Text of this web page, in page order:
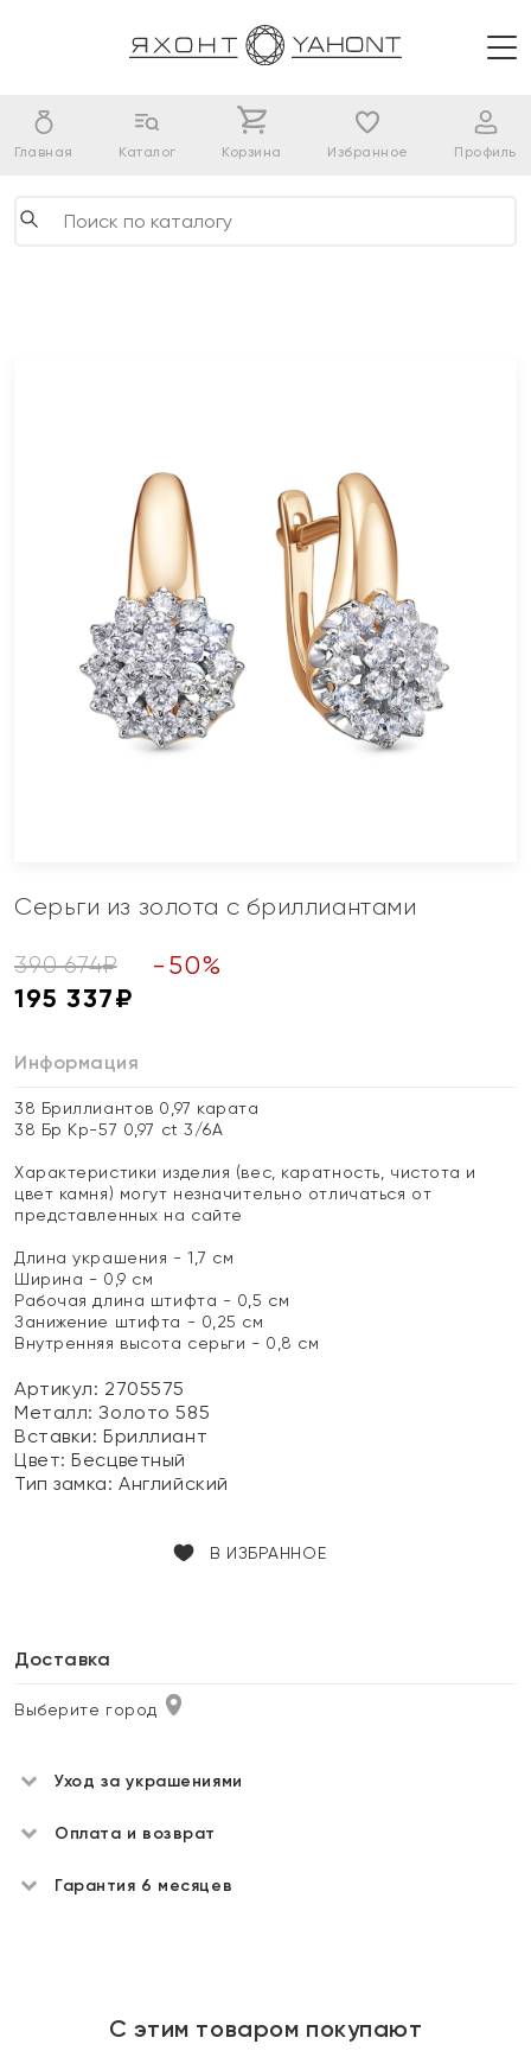
Главная Каталог Корзина Избранное Профиль
Серьги из золота с бриллиантами
390 674₽ - 50%
195 337₽
Информация
38 Бриллиантов 0,97 карата
38 Бр Кр-57 0,97 ct 3/6А
Характеристики изделия (вес, каратность, чистота и
цвет камня) могут незначительно отличаться от
представленных на сайте
Длина украшения - 1,7 см
Ширина - 0,9 см
Рабочая длина штифта - 0,5 см
Занижение штифта - 0,25 см
Внутренняя высота серьги - 0,8 см
Артикул: 2705575
Металл:Золото 585
Вставки:Бриллиант
Цвет:Бесцветный
Тип замка:Английский
В ИЗБРАННОЕ
Доставка
Выберите город
Уход за украшениями
Оплата и возврат
Гарантия 6 месяцев
С этим товаром покупают